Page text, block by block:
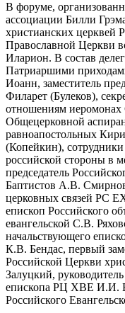
В форуме,
ассоциации Билли
христианских
Православной Церкви
Иларион. В состав
Патриаршими
Иоанн, заместитель
Филарет (Булеков),
отношениям
Общецерковной
равноапостольных
(Копейкин),
российской стороны в
председатель
Баптистов А.В.
церковных связей РС
епископ Российского
евангельской С.В.
начальствующего
К.В. Бендас, первый
Российской Церкви
Залуцкий,
епископа РЦ ХВЕ И.И.
Российского